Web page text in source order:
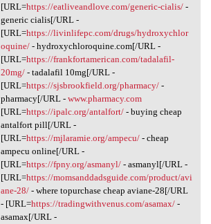
[URL=https://eatliveandlove.com/generic-cialis/-
generic cialis[/URL -
[URL=https://livinlifepc.com/drugs/hydroxychlor
oquine/- hydroxychloroquine.com[/URL -
[URL=https://frankfortamerican.com/tadalafil-
20mg/- tadalafil 10mg[/URL -
[URL=https://sjsbrookfield.org/pharmacy/-
pharmacy[/URL - www.pharmacy.com
[URL=https://ipalc.org/antalfort/- buying cheap
antalfort pill[/URL -
[URL=https://mjlaramie.org/ampecu/- cheap
ampecu online[/URL -
[URL=https://fpny.org/asmanyl/- asmanyl[/URL -
[URL=https://momsanddadsguide.com/product/avi
ane-28/- where topurchase cheap aviane-28[/URL
- [URL=https://tradingwithvenus.com/asamax/-
asamax[/URL -